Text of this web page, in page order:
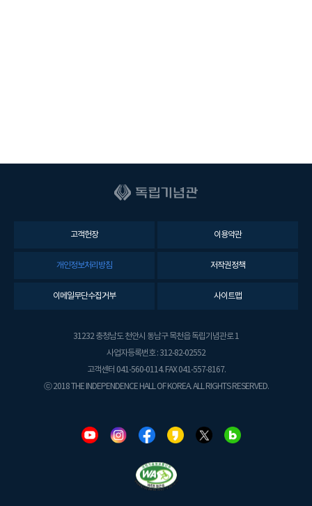
고객헌장 이용약관
개인정보처리방침 저작권정책
이메일무단수집거부 사이트맵
31232 충청남도 천안시 동남구 목천읍 독립기념관로 1
사업자등록번호 : 312-82-02552
고객센터 041-560-0114. FAX 041-557-8167.
ⓒ 2018 THE INDEPENDENCE HALL OF KOREA. ALL RIGHTS RESERVED.